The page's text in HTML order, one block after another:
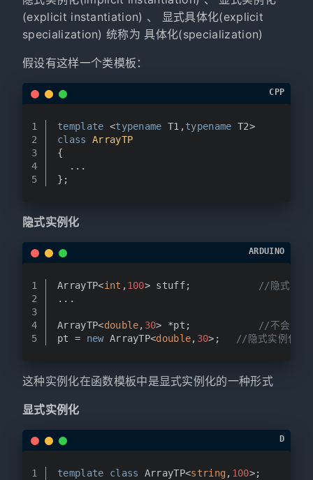
(explicit instantiation) 、 显式具体化(explicit
specialization) 统称为 具体化(specialization)
假设有这样一个类模板：
1
2
3
4
5
template <typename T1,typename T2>
class
ArrayTP
{
  ...
};
CPP
隐式实例化
1
2
3
4
5
ArrayTP<int ,100
//隐式实例
...
ArrayTP<double, 30
//不会实例
pt = new ArrayTP<double, 30 //隐式实例化
ARDUINO
这种实例化在函数模板中是显式实例化的一种形式
显式实例化
1 template class ArrayTP<string, 100
D